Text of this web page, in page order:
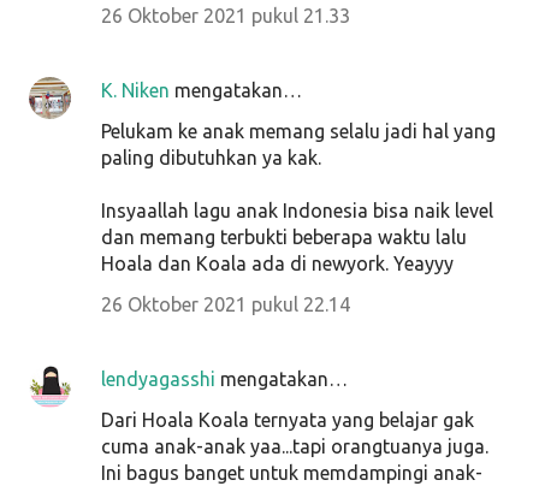
26 Oktober 2021 pukul 21.33
K. Niken mengatakan…
Pelukam ke anak memang selalu jadi hal yang
paling dibutuhkan ya kak.
Insyaallah lagu anak Indonesia bisa naik level
dan memang terbukti beberapa waktu lalu
Hoala dan Koala ada di newyork. Yeayyy
26 Oktober 2021 pukul 22.14
lendyagasshi mengatakan…
Dari Hoala Koala ternyata yang belajar gak
cuma anak-anak yaa...tapi orangtuanya juga.
Ini bagus banget untuk memdampingi anak-